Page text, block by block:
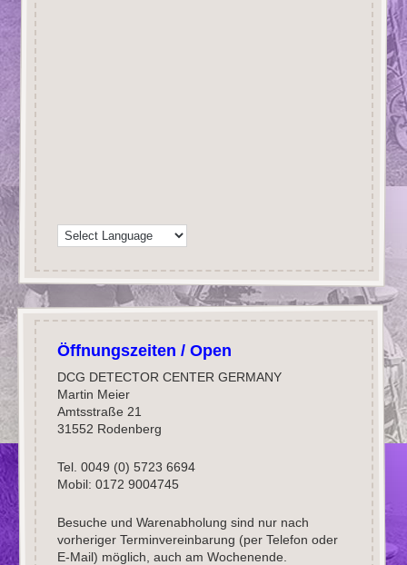
Öffnungszeiten / Open
DCG DETECTOR CENTER GERMANY
Martin Meier
Amtsstraße 21
31552 Rodenberg
Tel. 0049 (0) 5723 6694
Mobil: 0172 9004745
Besuche und Warenabholung sind nur nach
vorheriger Terminvereinbarung (per Telefon oder
E-Mail) möglich, auch am Wochenende.